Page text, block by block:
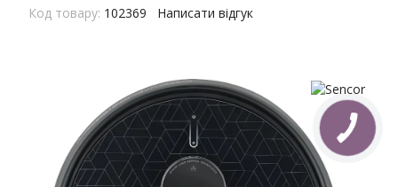
Код товару: 102369 Написати відгук